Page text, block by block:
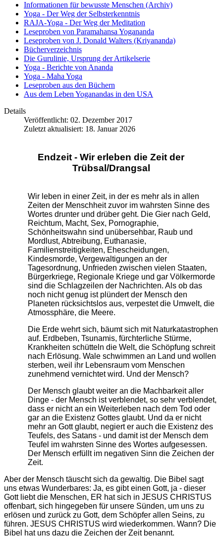
Informationen für bewusste Menschen (Archiv)
Yoga - Der Weg der Selbsterkenntnis
RAJA-Yoga - Der Weg der Meditation
Leseproben von Paramahansa Yogananda
Leseproben von J. Donald Walters (Kriyananda)
Bücherverzeichnis
Die Gurulinie, Ursprung der Artikelserie
Yoga - Berichte von Ananda
Yoga - Maha Yoga
Leseproben aus den Büchern
Aus dem Leben Yoganandas in den USA
Details
Veröffentlicht: 02. Dezember 2017
Zuletzt aktualisiert: 18. Januar 2026
Endzeit - Wir erleben die Zeit der
Trübsal/Drangsal
Wir leben in einer Zeit, in der es mehr als in allen
Zeiten der Menschheit zuvor im wahrsten Sinne des
Wortes drunter und drüber geht. Die Gier nach Geld,
Reichtum, Macht, Sex, Pornographie,
Schönheitswahn sind unübersehbar, Raub und
Mordlust, Abtreibung, Euthanasie,
Familienstreitigkeiten, Ehescheidungen,
Kindesmorde, Vergewaltigungen an der
Tagesordnung, Unfrieden zwischen vielen Staaten,
Bürgerkriege, Regionale Kriege und gar Völkermorde
sind die Schlagzeilen der Nachrichten. Als ob das
noch nicht genug ist plündert der Mensch den
Planeten rücksichtslos aus, verpestet die Umwelt, die
Atmossphäre, die Meere.
Die Erde wehrt sich, bäumt sich mit Naturkatastrophen
auf. Erdbeben, Tsunamis, fürchterliche Stürme,
Krankheiten schütteln die Welt, die Schöpfung schreit
nach Erlösung. Wale schwimmen an Land und wollen
sterben, weil ihr Lebensraum vom Menschen
zunehmend vernichtet wird. Und der Mensch?
Der Mensch glaubt weiter an die Machbarkeit aller
Dinge - der Mensch ist verblendet, so sehr verblendet,
dass er nicht an ein Weiterleben nach dem Tod oder
gar an die Existenz Gottes glaubt. Und da er nicht
mehr an Gott glaubt, negiert er auch die Existenz des
Teufels, des Satans - und damit ist der Mensch dem
Teufel im wahrsten Sinne des Wortes aufgesessen.
Der Mensch erfüllt im negativen Sinn die Zeichen der
Zeit.
Aber der Mensch täuscht sich da gewaltig. Die Bibel sagt
uns etwas Wunderbares: Ja, es gibt einen Gott, ja - dieser
Gott liebt die Menschen, ER hat sich in JESUS CHRISTUS
offenbart, sich hingegeben für unsere Sünden, um uns zu
erlösen und zurück zu Gott, dem Schöpfer allen Seins, zu
führen. JESUS CHRISTUS wird wiederkommen. Wann? Die
Bibel hat uns dazu die Zeichen der Zeit benannt.